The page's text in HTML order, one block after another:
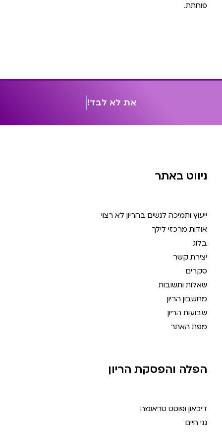
פוחתת.
את לא לבד!
ניווט באתר
ייעוץ ותמיכה לנשים בהריון לא רצוי
אודות מרכזי לילך
בלוג
יצירת קשר
סקרים
שאלות ותשובות
מחשבון הריון
שבועות הריון
מפת האתר
הפלה והפסקת הריון
דיכאון ופוסט טראומה
גני חיים